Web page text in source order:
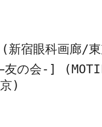
新宿眼科画廊/
友の会-]
)